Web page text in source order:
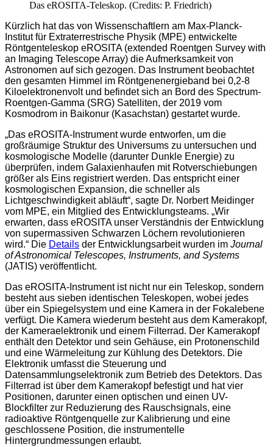
Das eROSITA-Teleskop. (Credits: P. Friedrich)
Kürzlich hat das von Wissenschaftlern am Max-Planck-
Institut für Extraterrestrische Physik (MPE) entwickelte
Röntgenteleskop eROSITA (extended Roentgen Survey with
an Imaging Telescope Array) die Aufmerksamkeit von
Astronomen auf sich gezogen. Das Instrument beobachtet
den gesamten Himmel im Röntgenenergieband bei 0,2-8
Kiloelektronenvolt und befindet sich an Bord des Spectrum-
Roentgen-Gamma (SRG) Satelliten, der 2019 vom
Kosmodrom in Baikonur (Kasachstan) gestartet wurde.
„Das eROSITA-Instrument wurde entworfen, um die
großräumige Struktur des Universums zu untersuchen und
kosmologische Modelle (darunter Dunkle Energie) zu
überprüfen, indem Galaxienhaufen mit Rotverschiebungen
größer als Eins registriert werden. Das entspricht einer
kosmologischen Expansion, die schneller als
Lichtgeschwindigkeit abläuft“, sagte Dr. Norbert Meidinger
vom MPE, ein Mitglied des Entwicklungsteams. „Wir
erwarten, dass eROSITA unser Verständnis der Entwicklung
von supermassiven Schwarzen Löchern revolutionieren
wird.“ Die Details der Entwicklungsarbeit wurden im Journal
of Astronomical Telescopes, Instruments, and Systems
(JATIS) veröffentlicht.
Das eROSITA-Instrument ist nicht nur ein Teleskop, sondern
besteht aus sieben identischen Teleskopen, wobei jedes
über ein Spiegelsystem und eine Kamera in der Fokalebene
verfügt. Die Kamera wiederum besteht aus dem Kamerakopf,
der Kameraelektronik und einem Filterrad. Der Kamerakopf
enthält den Detektor und sein Gehäuse, ein Protonenschild
und eine Wärmeleitung zur Kühlung des Detektors. Die
Elektronik umfasst die Steuerung und
Datensammlungselektronik zum Betrieb des Detektors. Das
Filterrad ist über dem Kamerakopf befestigt und hat vier
Positionen, darunter einen optischen und einen UV-
Blockfilter zur Reduzierung des Rauschsignals, eine
radioaktive Röntgenquelle zur Kalibrierung und eine
geschlossene Position, die instrumentelle
Hintergrundmessungen erlaubt.